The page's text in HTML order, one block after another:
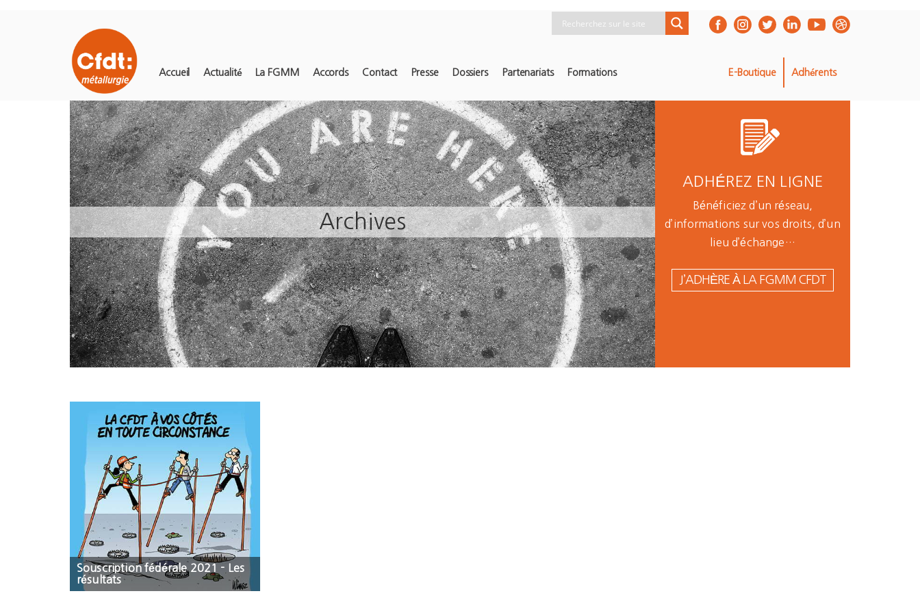
Accueil Actualité La FGMM Accords Contact Presse Dossiers Partenariats Formations E-Boutique Adhérents
Archives
ADHÉREZ EN LIGNE
Bénéficiez d’un réseau,
d’informations sur vos droits, d’un
lieu d’échange…
J’ADHÈRE À LA FGMM CFDT
Souscription fédérale 2021 - Les
résultats